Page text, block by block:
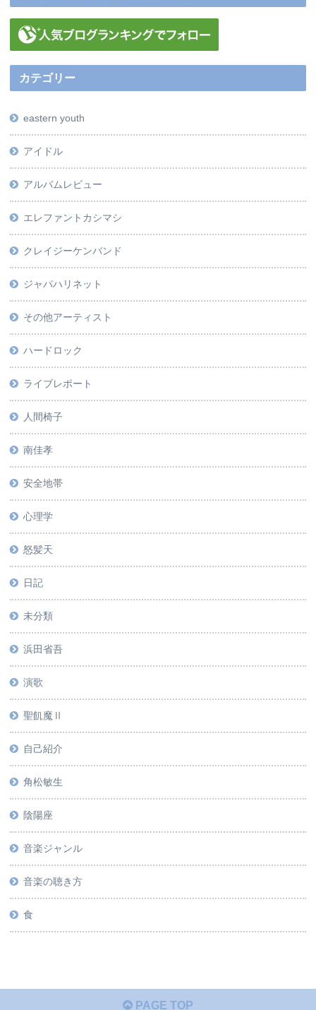
カテゴリー
eastern youth
アイドル
アルバムレビュー
エレファントカシマシ
クレイジーケンバンド
ジャパハリネット
その他アーティスト
ハードロック
ライブレポート
人間椅子
南佳孝
安全地帯
心理学
怒髪天
日記
未分類
浜田省吾
演歌
聖飢魔Ⅱ
自己紹介
角松敏生
陰陽座
音楽ジャンル
音楽の聴き方
食
PAGE TOP